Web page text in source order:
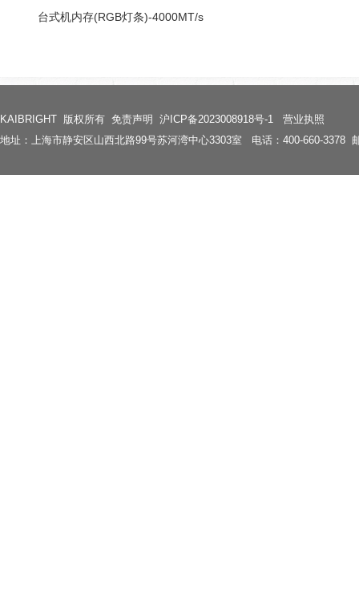
台式机内存(RGB灯条)-4000MT/s
KAIBRIGHT 版权所有 免责声明 沪ICP备2023008918号-1
营业执照
地址：上海市静安区山西北路99号苏河湾中心3303室 电话：400-660-3378